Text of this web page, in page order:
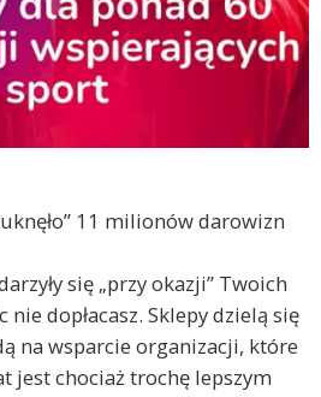
11 milionów darowizn
się „przy okazji” Twoich
dopłacasz. Sklepy dzielą się
na wsparcie organizacji, które
jest chociaż trochę lepszym